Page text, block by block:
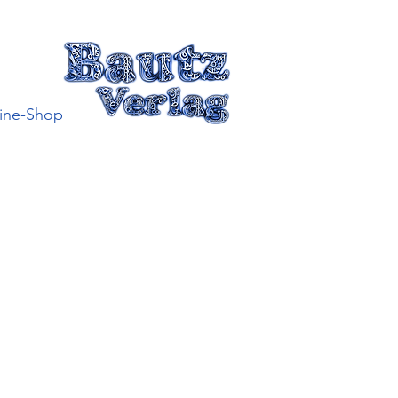
Shop